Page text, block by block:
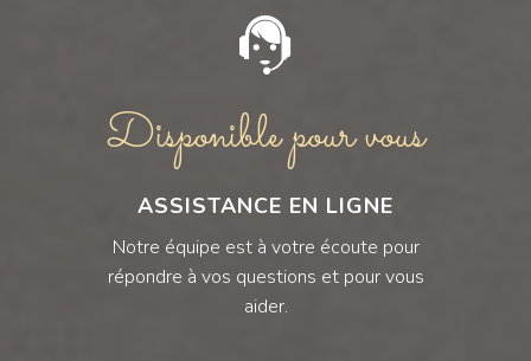
Disponible pour vous
ASSISTANCE EN LIGNE
Notre équipe est à votre écoute pour
répondre à vos questions et pour vous
aider.